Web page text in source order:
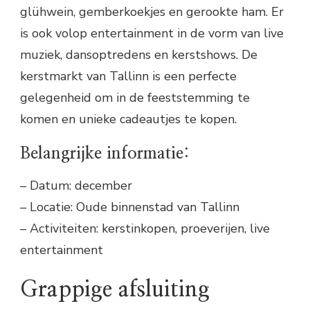
glühwein, gemberkoekjes en gerookte ham. Er
is ook volop entertainment in de vorm van live
muziek, dansoptredens en kerstshows. De
kerstmarkt van Tallinn is een perfecte
gelegenheid om in de feeststemming te
komen en unieke cadeautjes te kopen.
Belangrijke informatie:
– Datum: december
– Locatie: Oude binnenstad van Tallinn
– Activiteiten: kerstinkopen, proeverijen, live
entertainment
Grappige afsluiting